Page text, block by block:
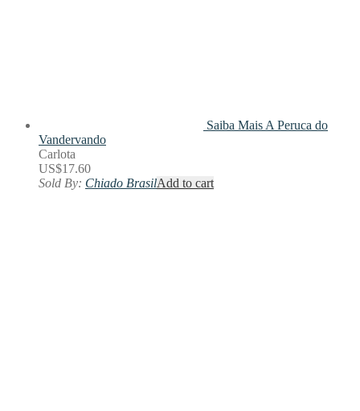
Saiba Mais A Peruca do
Vandervando
Carlota
US$17.60
Sold By: Chiado BrasilAdd to cart